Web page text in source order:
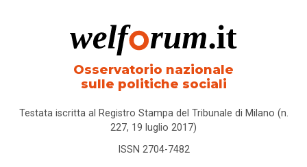
Osservatorio nazionale
sulle politiche sociali
Testata iscritta al Registro Stampa del Tribunale di Milano (n.
227, 19 luglio 2017)
ISSN 2704-7482